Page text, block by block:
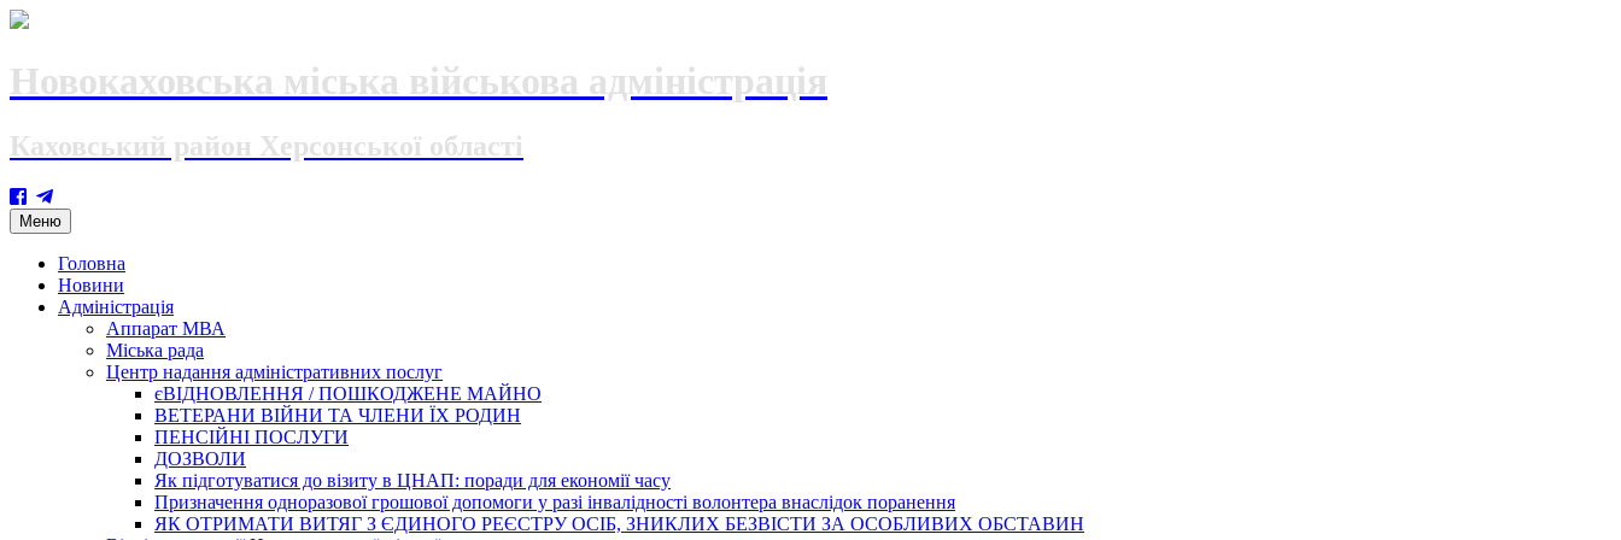
Новокаховська міська військова адміністрація
Каховський район Херсонської області
Меню Skip
to
content
Головна
Новини
Адміністрація
Аппарат МВА
Міська рада
Центр надання адміністративних послуг
єВІДНОВЛЕННЯ / ПОШКОДЖЕНЕ МАЙНО
ВЕТЕРАНИ ВІЙНИ ТА ЧЛЕНИ ЇХ РОДИН
ПЕНСІЙНІ ПОСЛУГИ
ДОЗВОЛИ
Як підготуватися до візиту в ЦНАП: поради для економії часу
Призначення одноразової грошової допомоги у разі інвалідності волонтера внаслідок поранення
ЯК ОТРИМАТИ ВИТЯГ З ЄДИНОГО РЕЄСТРУ ОСІБ, ЗНИКЛИХ БЕЗВІСТИ ЗА ОСОБЛИВИХ ОБСТАВИН